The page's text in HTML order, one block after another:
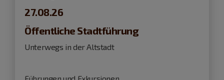
27.08.26
Öffentliche Stadtführung
Unterwegs in der Altstadt
Führungen und Exkursionen